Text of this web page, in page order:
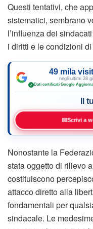
Questi tentativi, che
sistematici, sembrano
l’influenza dei
i diritti e le condizioni
49 mila
negli ultimi 28
✓ Dati certificati Google·
Il
✉Scrivi a
Nonostante la
stata oggetto di rilievo
costituiscono
attacco diretto alla
fondamentali per
sindacale. Le